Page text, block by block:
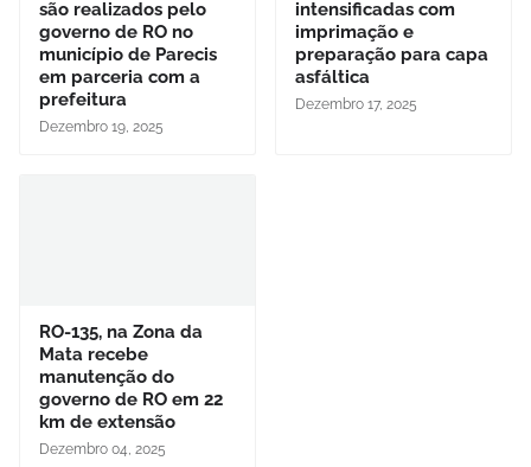
são realizados pelo
governo de RO no
município de Parecis
em parceria com a
prefeitura
Dezembro 19, 2025
intensificadas com
imprimação e
preparação para capa
asfáltica
Dezembro 17, 2025
RO-135, na Zona da
Mata recebe
manutenção do
governo de RO em 22
km de extensão
Dezembro 04, 2025